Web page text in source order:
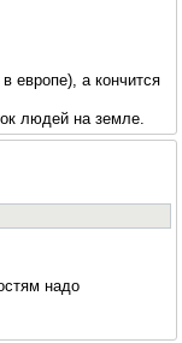
европе), а кончится
людей на земле.
надо